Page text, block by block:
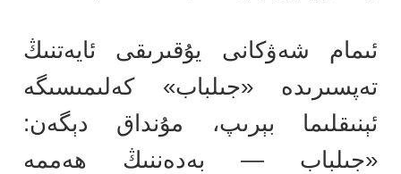
ئىمام شەۋكانى يۇقىرىقى ئايەتنىڭ
تەپسىرىدە «جىلباب» كەلىمىسىگە
ئېنىقلىما بېرىپ، مۇنداق دېگەن:
«جىلباب — بەدەننىڭ ھەممە